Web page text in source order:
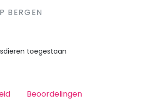
BERGEN
toegestaan
Beoordelingen